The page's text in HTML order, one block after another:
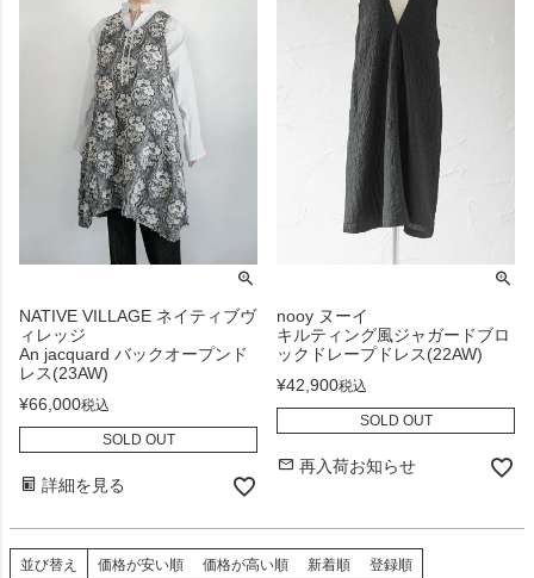
NATIVE VILLAGE ネイティブヴ
ィレッジ
An jacquard バックオープンド
レス(23AW)
¥66,000税込
SOLD OUT
詳細を見る
nooy ヌーイ
キルティング風ジャガードブロ
ックドレープドレス(22AW)
¥42,900税込
SOLD OUT
再入荷お知らせ
並び替え 価格が安い順 価格が高い順 新着順 登録順